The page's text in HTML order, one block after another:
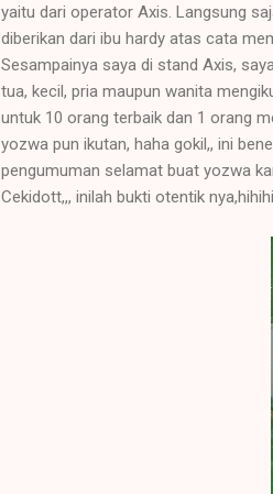
yaitu dari operator Axis. Langsung
diberikan dari ibu hardy atas cata
Sesampainya saya di stand Axis,
tua, kecil, pria maupun wanita
untuk 10 orang terbaik dan 1 orang
yozwa pun ikutan, haha gokil,, ini
pengumuman selamat buat yozwa
Cekidott,,, inilah bukti otentik